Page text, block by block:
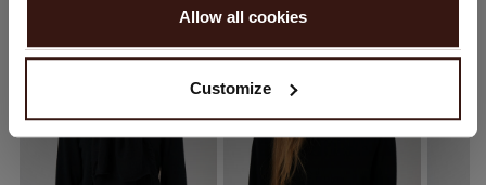
Allow all cookies
Customize